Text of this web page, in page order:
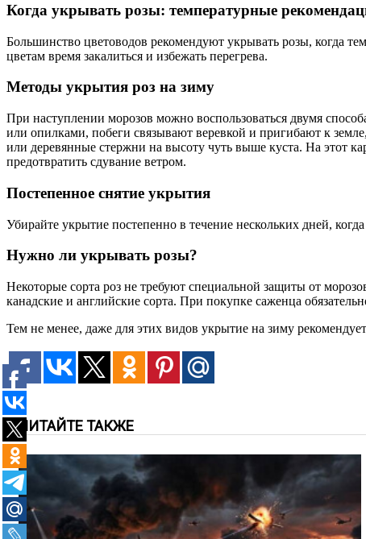
Когда укрывать розы: температурные
Большинство цветоводов рекомендуют укрывать розы, когда
цветам время закалиться и избежать перегрева.
Методы укрытия роз на зиму
При наступлении морозов можно воспользоваться двумя
или опилками, побеги связывают веревкой и пригибают к
или деревянные стержни на высоту чуть выше куста. На этот
предотвратить сдувание ветром.
Постепенное снятие укрытия
Убирайте укрытие постепенно в течение нескольких дней,
Нужно ли укрывать розы?
Некоторые сорта роз не требуют специальной защиты от
канадские и английские сорта. При покупке саженца
Тем не менее, даже для этих видов укрытие на зиму
ЧИТАЙТЕ ТАКЖЕ